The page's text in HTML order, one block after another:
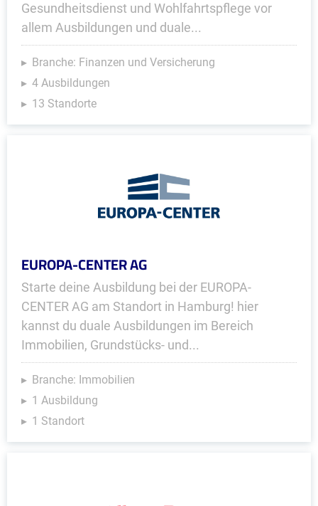
Gesundheitsdienst und Wohlfahrtspflege vor
allem Ausbildungen und duale...
Branche: Finanzen und Versicherung
4 Ausbildungen
13 Standorte
EUROPA-CENTER AG
Starte deine Ausbildung bei der EUROPA-
CENTER AG am Standort in Hamburg! hier
kannst du duale Ausbildungen im Bereich
Immobilien, Grundstücks- und...
Branche: Immobilien
1 Ausbildung
1 Standort